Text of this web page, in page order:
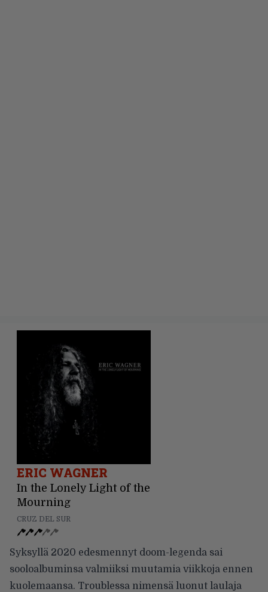
ERIC WAGNER
In the Lonely Light of the
Mourning
CRUZ DEL SUR
Syksyllä 2020 edesmennyt doom-legenda sai
sooloalbuminsa valmiiksi muutamia viikkoja ennen
kuolemaansa. Troublessa nimensä luonut laulaja